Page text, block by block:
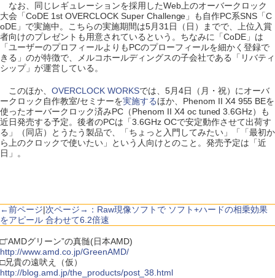
なお、同じレギュレーションを採用したWeb上のオーバークロック
大会「CoDE 1st OVERCLOCK Super Challenge」も自作PC系SNS「C
oDE」で実施中。こちらの実施期間は5月31日（日）までで、上位入賞
者向けのプレゼントも用意されているという。ちなみに「CoDE」は
「ユーザーのプロフィールよりもPCのプローフィールを細かく登録で
きる」のが特徴で、メルコホールディングスの子会社である「リバティ
シップ」が運営している。
このほか、 OVERCLOCK WORKSでは、5月4日（月・祝）にオーバ
ークロック自作教室/セミナーを実施するほか、Phenom II X4 955 BEを
使ったオーバークロック済みPC（Phenom II X4 oc tuned 3.6GHz）も
近日発売する予定。後者のPCは「3.6GHz OCで安定動作させて出荷す
る」（同店）とうたう製品で、「ちょっと入門してみたい」「「最初か
ら上のクロックで使いたい」という人向けとのこと。発売予定は「近
日」。
←前ページ|次ページ→：Raw現像ソフトで ソフト+ハードの相乗効果
をアピール 合わせて6.2倍速
□“AMDグリーン”の真髄(日本AMD)
http://www.amd.co.jp/GreenAMD/
□兄貴の遠吠え（仮）
http://blog.amd.jp/the_products/post_38.html